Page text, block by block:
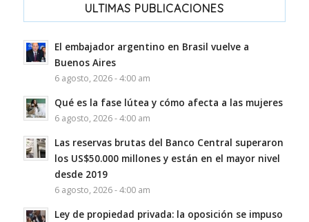
ULTIMAS PUBLICACIONES
El embajador argentino en Brasil vuelve a
Buenos Aires
6 agosto, 2026 - 4:00 am
Qué es la fase lútea y cómo afecta a las mujeres
6 agosto, 2026 - 4:00 am
Las reservas brutas del Banco Central superaron
los US$50.000 millones y están en el mayor nivel
desde 2019
6 agosto, 2026 - 4:00 am
Ley de propiedad privada: la oposición se impuso